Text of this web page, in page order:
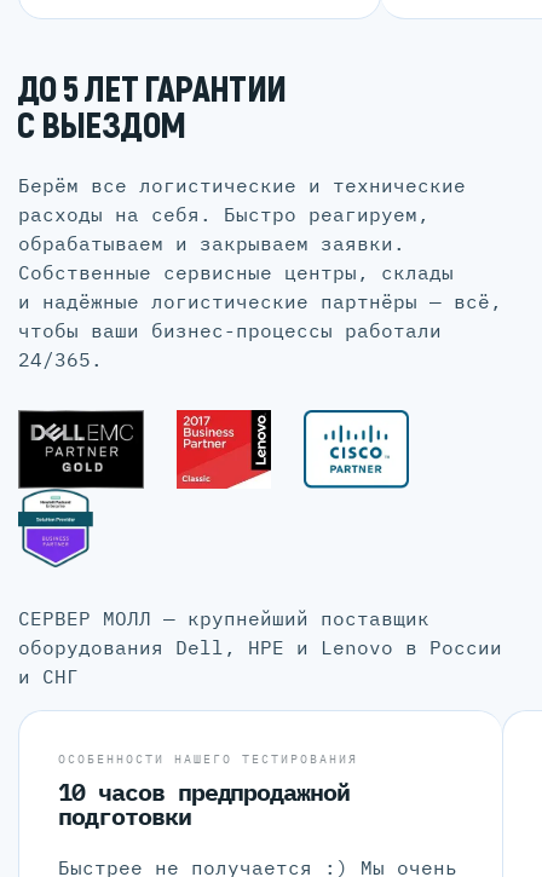
ДО 5 ЛЕТ ГАРАНТИИ
С ВЫЕЗДОМ
Берём все логистические и технические
расходы на себя. Быстро реагируем,
обрабатываем и закрываем заявки.
Собственные сервисные центры, склады
и надёжные логистические партнёры — всё,
чтобы ваши бизнес-процессы работали
24/365.
СЕРВЕР МОЛЛ — крупнейший поставщик
оборудования Dell, HPE и Lenovo в России
и СНГ
ОСОБЕННОСТИ НАШЕГО ТЕСТИРОВАНИЯ
10 часов предпродажной
подготовки
Быстрее не получается :) Мы очень